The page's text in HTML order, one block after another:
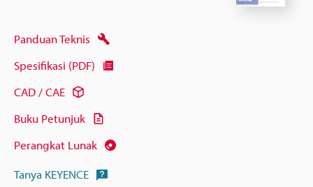
Panduan Teknis
Spesifikasi (PDF)
CAD / CAE
Buku Petunjuk
Perangkat Lunak
Tanya KEYENCE